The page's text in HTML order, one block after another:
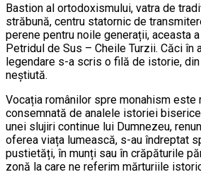
Bastion al ortodoxismului, vatra de
străbună, centru statornic de
perene pentru noile generații, aceasta
Petridul de Sus – Cheile Turzii. Căci în
legendare s-a scris o filă de istorie,
neștiută.
Vocația românilor spre monahism este
consemnată de analele istoriei
unei slujiri continue lui Dumnezeu,
oferea viața lumească, s-au îndreptat
pustietăți, în munți sau în crăpăturile
zonă la care ne referim mărturiile